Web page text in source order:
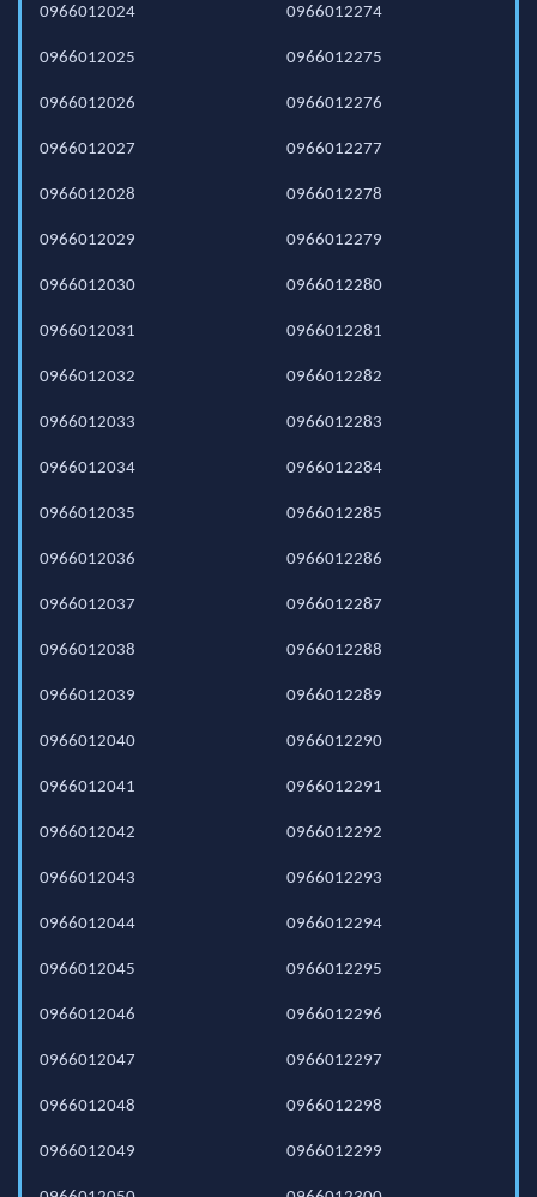
0966012024
0966012025
0966012026
0966012027
0966012028
0966012029
0966012030
0966012031
0966012032
0966012033
0966012034
0966012035
0966012036
0966012037
0966012038
0966012039
0966012040
0966012041
0966012042
0966012043
0966012044
0966012045
0966012046
0966012047
0966012048
0966012049
0966012274
0966012275
0966012276
0966012277
0966012278
0966012279
0966012280
0966012281
0966012282
0966012283
0966012284
0966012285
0966012286
0966012287
0966012288
0966012289
0966012290
0966012291
0966012292
0966012293
0966012294
0966012295
0966012296
0966012297
0966012298
0966012299